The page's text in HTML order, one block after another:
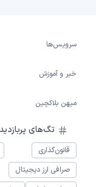
سرویس‌ها
خبر و آموزش
میهن بلاکچین
تگ‌های پربازدید
قانون‌گذاری
صرافی ارز دیجیتال